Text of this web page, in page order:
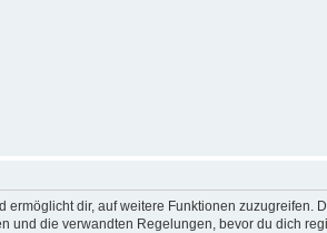
dir, auf weitere Funktionen zuzugreifen.
die verwandten Regelungen, bevor du dich